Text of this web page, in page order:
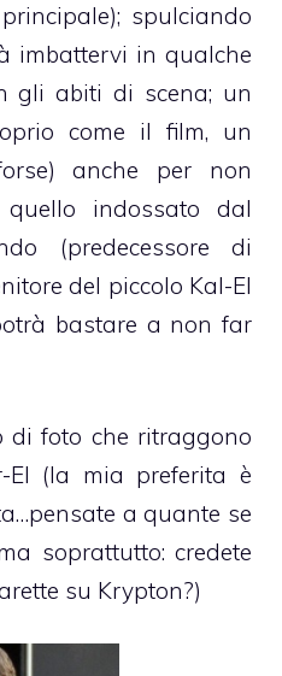
spulciando
imbattervi in qualche
gli abiti di scena; un
come il film, un
anche per non
indossato dal
(predecessore di
del piccolo Kal-El
bastare a non far
di foto che ritraggono
El (la mia preferita è
a quante se
soprattutto: credete
su Krypton?)